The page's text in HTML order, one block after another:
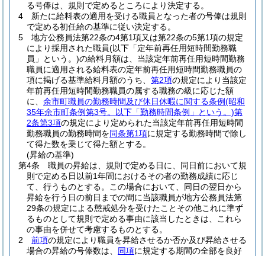
る号俸は、規則で定めるところにより決定する。
4
新たに給料表の適用を受ける職員となった者の号俸は規則
で定める初任給の基準に従い決定する。
5
地方公務員法第22条の4第1項又は第22条の5第1項の規定
により採用された職員(以下「定年前再任用短時間勤務職
員」という。)の給料月額は、当該定年前再任用短時間勤務
職員に適用される給料表の定年前再任用短時間勤務職員の
項に掲げる基準給料月額のうち、 第2項の規定により当該定
年前再任用短時間勤務職員の属する職務の級に応じた額
に、 余市町職員の勤務時間及び休日休暇に関する条例(昭和
35年余市町条例第3号。以下「勤務時間条例」という。)第
2条第3項の規定により定められた当該定年前再任用短時間
勤務職員の勤務時間を同条第1項に規定する勤務時間で除し
て得た数を乗じて得た額とする。
(昇給の基準)
第4条
職員の昇給は、規則で定める日に、同日前において規
則で定める日以前1年間におけるその者の勤務成績に応じ
て、行うものとする。
この場合において、同日の翌日から
昇給を行う日の前日までの間に当該職員が地方公務員法第
29条の規定による懲戒処分を受けたことその他これに準ず
るものとして規則で定める事由に該当したときは、これら
の事由を併せて考慮するものとする。
2
前項の規定により職員を昇給させるか否か及び昇給させる
場合の昇給の号俸数は、 同項に規定する期間の全部を良好